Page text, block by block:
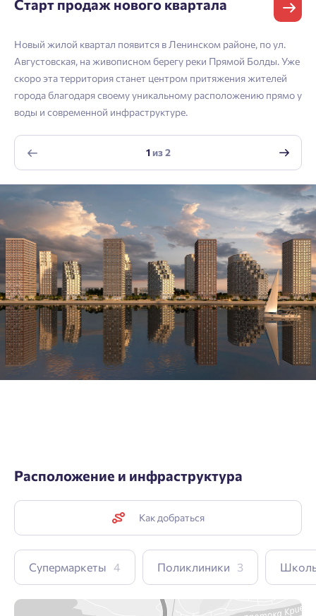
Email
Согласен получать информационную рассылку
Отправить
Старт продаж нового квартала
Новый жилой квартал появится в Ленинском районе, по ул.
Августовская, на живописном берегу реки Прямой Болды. Уже
скоро эта территория станет центром притяжения жителей
города благодаря своему уникальному расположению прямо у
воды и современной инфраструктуре.
1из2
Расположение и инфраструктура
Как добраться
Супермаркеты 4 Поликлиники 3
Согласен получать информационную рассылку
Отправить
Личный кабинет
Введите номер телефона, чтобы войти или
зарегистрироваться.
Телефон
Нажимая кнопку «Отправить», вы даёте согласие на обработку
персональных данных.
Подтвердить
Личный кабинет
Мы отправили код на номер .
Отправить